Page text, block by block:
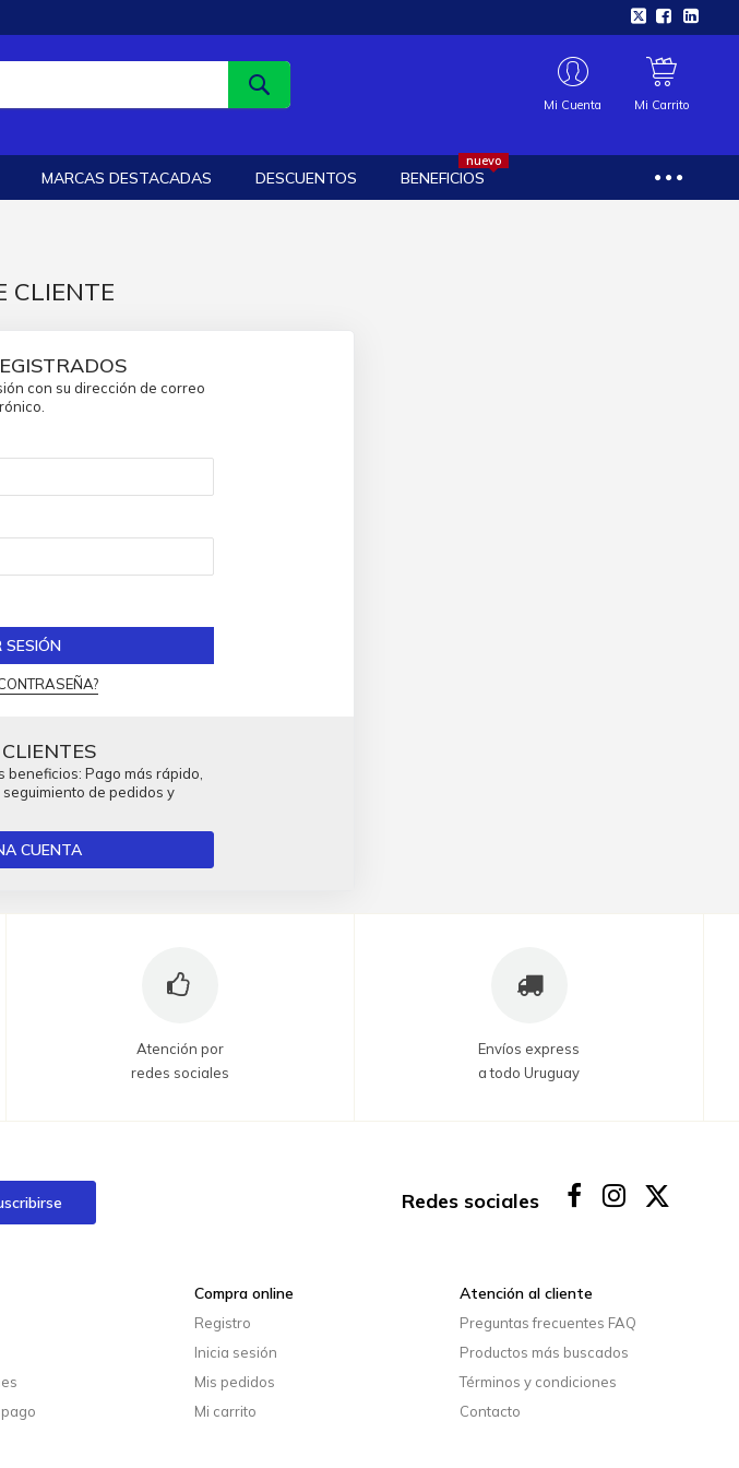
Mi Cuenta Mi Carrito
MARCAS DESTACADAS DESCUENTOS BENEFICIOS
nuevo
CLIENTE
con su dirección de correo
SESIÓN
beneficios: Pago más rápido,
de pedidos y
CUENTA
Atención por
redes sociales
Envíos express
a todo Uruguay
Redes sociales
Compra online
Registro
Inicia sesión
Mis pedidos
Mi carrito
Atención al cliente
Preguntas frecuentes FAQ
Productos más buscados
Términos y condiciones
Contacto